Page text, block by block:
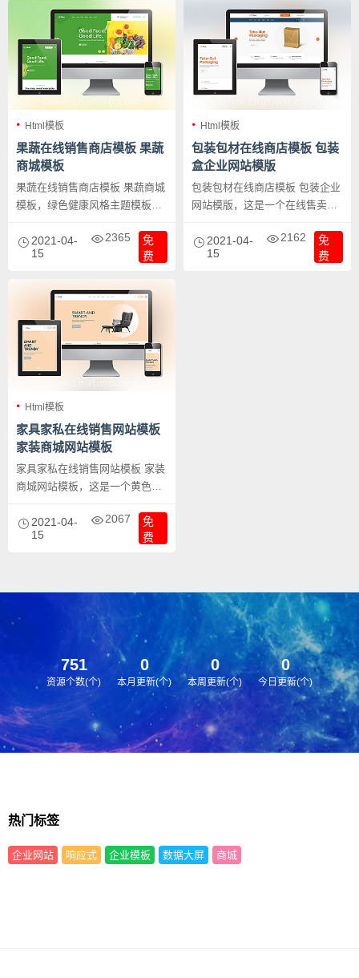
Html模板
果蔬在线销售商店模板 果蔬
商城模板
果蔬在线销售商店模板 果蔬商城
模板，绿色健康风格主题模板，
品、保健品等行业的一个在线商
城模板。
2021-04-
15
2365
免
费
Html模板
包装包材在线商店模板 包装
盒企业网站模版
包装包材在线商店模板 包装企业
网站模版，这是一个在线售卖包
外，其它行业均适合。
2021-04-
15
2162
免
费
Html模板
家具家私在线销售网站模板
家装商城网站模板
家具家私在线销售网站模板 家装
商城网站模板，这是一个黄色系
企业从事电子商务转型。
2021-04-
15
2067
免
费
751
资源个数(个)
0
本月更新(个)
0
本周更新(个)
0
今日更新(个)
热门标签
企业网站 响应式 企业模板 数据大屏 商城